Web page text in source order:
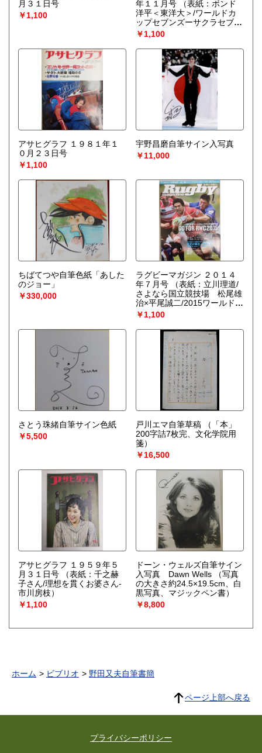
月３１日号
￥1,100
年１１月号
（表紙：ボンド
洋平＜東洋大＞/ワールドカ
ップセブンズーサクラセブン
ズ、史上最高の9位/大学ラグ
ビー始まる）
￥1,100
アサヒグラフ １９８１年１
０月２３日号
￥1,100
宇野昌磨自筆サイン入写真
￥11,000
ちばてつや自筆色紙「あした
のジョー」
￥330,000
ラグビーマガジン ２０１４
年７月号
（表紙：立川理道/
さよなら国立競技場 松尾雄
治×平尾誠二/2015ワールドカ
ップアジア最終予選）
￥1,100
さとう珠緒自筆サイン色紙
￥5,500
戸川エマ自筆草稿
（「本」
200字詰7枚完、文化学院用
箋）
￥16,500
アサヒグラフ １９５９年５
月３１日号
（表紙：千之赫
子さん/理想を貫くお婆さん-
市川房枝）
￥1,100
ドーン・ウェルズ自筆サイン
入写真 Dawn Wells
（写真
の大きさ約24.5×19.5cm、白
黒写真、マジックペン書）
￥8,800
ホーム ビブリオ 野田又夫自筆書簡
ページ上部へ戻る
プライバシーポリシー